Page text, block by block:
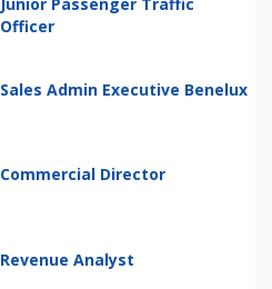
Officer
Sales Admin Executive Benelux
Commercial Director
Revenue Analyst